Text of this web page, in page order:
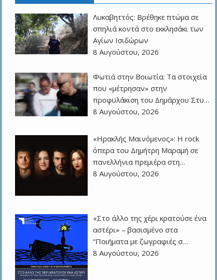
Λυκαβηττός: Βρέθηκε πτώμα σε
σπηλιά κοντά στο εκκλησάκι των
Αγίων Ισιδώρων
8 Αυγούστου, 2026
Φωτιά στην Βοιωτία: Τα στοιχεία
που «μέτρησαν» στην
προφυλάκιση του Δημάρχου Στυ…
8 Αυγούστου, 2026
«Ηρακλής Μαινόμενος»: H rock
όπερα του Δημήτρη Μαραμή σε
πανελλήνια πρεμιέρα στη…
8 Αυγούστου, 2026
«Στο άλλο της χέρι κρατούσε ένα
αστέρι» – βασισμένο στα
“Ποιήματα με ζωγραφιές σ…
8 Αυγούστου, 2026